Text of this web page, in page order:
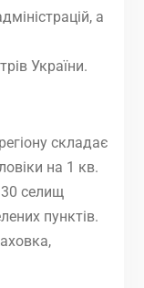
а
України.
складає
на 1 кв.
30 селищ
пунктів.